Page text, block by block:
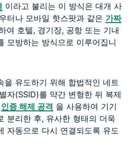
이라고 불리는 이 방식은 대개 사
터나 모바일 핫스팟과 같은 가짜
여 호텔, 경기장, 공항 또는 기내
모방하는 방식으로 이루어집니
을 유도하기 위해 합법적인 네트
자(SSID)를 약간 변형한 뒤 복제
인증 해제 공격 을 사용하여 기기
분리한 후, 유사한 형태의 더욱
자동으로 다시 연결되도록 유도